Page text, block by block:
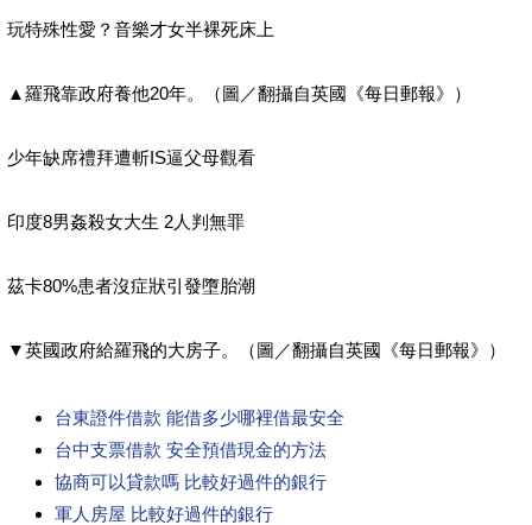
玩特殊性愛？音樂才女半裸死床上
▲羅飛靠政府養他20年。（圖／翻攝自英國《每日郵報》）
少年缺席禮拜遭斬IS逼父母觀看
印度8男姦殺女大生 2人判無罪
茲卡80%患者沒症狀引發墮胎潮
▼英國政府給羅飛的大房子。（圖／翻攝自英國《每日郵報》）
台東證件借款 能借多少哪裡借最安全
台中支票借款 安全預借現金的方法
協商可以貸款嗎 比較好過件的銀行
軍人房屋 比較好過件的銀行